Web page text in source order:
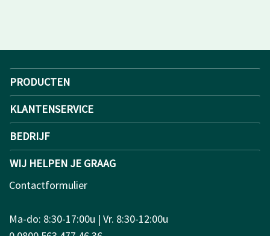
PRODUCTEN
KLANTENSERVICE
BEDRIJF
WIJ HELPEN JE GRAAG
Contactformulier
Ma-do: 8:30-17:00u | Vr. 8:30-12:00u